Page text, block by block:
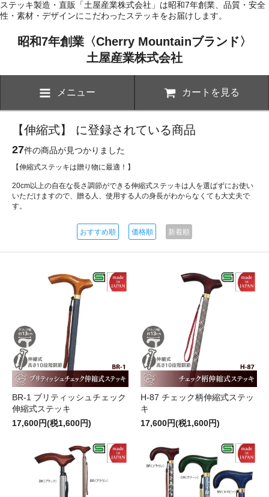
ステッキ製造・直販「土屋産業株式会社」は昭和7年創業、品質・安全
性・素材・デザインにこだわったステッキをお届けします。
昭和7年創業〈Cherry Mountainブランド〉
土屋産業株式会社
メニュー カートを見る
【伸縮式】 に登録されている商品
27件の商品が見つかりました
【伸縮式ステッキは贈り物に最適！】
20cm以上の自在な長さ調節ができる伸縮式ステッキは人を選ばずにお使い
いただけますので、贈る人、使用する人の身長がわからなくても大丈夫で
す。
おすすめ順 価格順 新着順
BR-1 ブリティッシュチェック
伸縮式ステッキ
17,600円(税1,600円)
H-87 チェック柄伸縮式ステッ
キ
17,600円(税1,600円)